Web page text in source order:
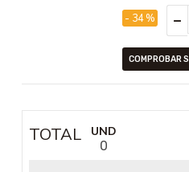
- 34 % -
COMPROBAR
TOTAL UND
0